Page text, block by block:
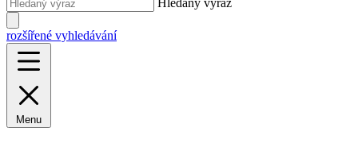
Hledaný výraz
rozšířené vyhledávání
Menu